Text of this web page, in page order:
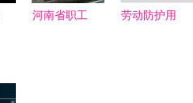
PPE定义与
河南省职工
劳动防护用